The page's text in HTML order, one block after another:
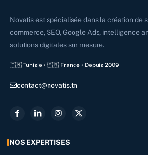
Novatis est spécialisée dans la création de
commerce, SEO, Google Ads, intelligence
solutions digitales sur mesure.
🇹🇳 Tunisie • 🇫🇷 France • Depuis 2009
contact@novatis.tn
NOS EXPERTISES